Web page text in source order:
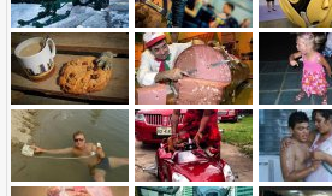
Name:
E-Mail-Adresse (optional):